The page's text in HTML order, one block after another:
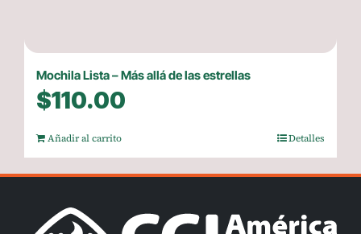
Mochila Lista – Más allá de las estrellas
$110.00
Añadir al carrito Detalles